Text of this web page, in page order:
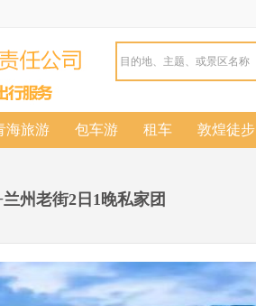
海旅游 包车游 租车 敦煌徒步
州老街2日1晚私家团